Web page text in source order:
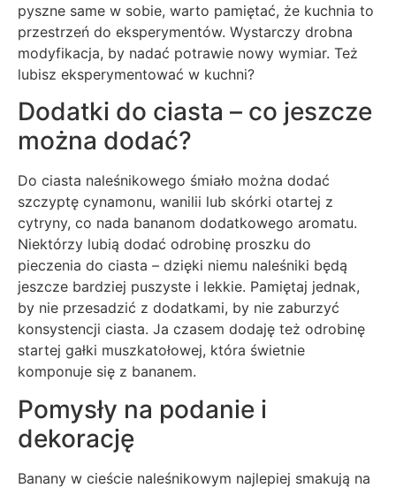
pyszne same w sobie, warto pamiętać, że kuchnia to
przestrzeń do eksperymentów. Wystarczy drobna
modyfikacja, by nadać potrawie nowy wymiar. Też
lubisz eksperymentować w kuchni?
Dodatki do ciasta – co jeszcze
można dodać?
Do ciasta naleśnikowego śmiało można dodać
szczyptę cynamonu, wanilii lub skórki otartej z
cytryny, co nada bananom dodatkowego aromatu.
Niektórzy lubią dodać odrobinę proszku do
pieczenia do ciasta – dzięki niemu naleśniki będą
jeszcze bardziej puszyste i lekkie. Pamiętaj jednak,
by nie przesadzić z dodatkami, by nie zaburzyć
konsystencji ciasta. Ja czasem dodaję też odrobinę
startej gałki muszkatołowej, która świetnie
komponuje się z bananem.
Pomysły na podanie i
dekorację
Banany w cieście naleśnikowym najlepiej smakują na